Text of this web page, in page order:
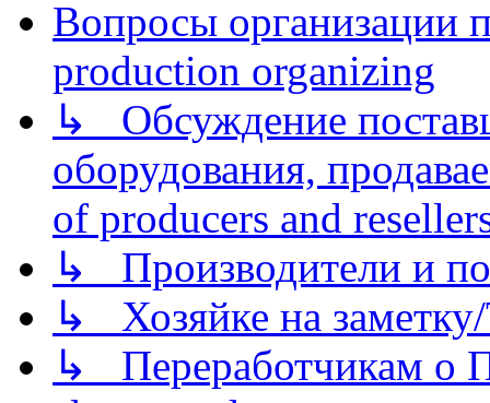
Вопросы организации
production organizing
↳ Обсуждение
оборудования,
of producers and
↳ Производители и
↳ Хозяйке на
↳ Переработчикам о